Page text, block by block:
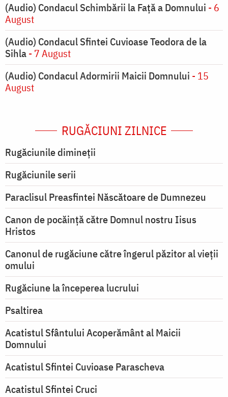
(Audio) Condacul Schimbării la Față a Domnului - 6
August
(Audio) Condacul Sfintei Cuvioase Teodora de la
Sihla- 7 August
(Audio) Condacul Adormirii Maicii Domnului - 15
August
RUGĂCIUNI ZILNICE
Rugăciunile dimineții
Rugăciunile serii
Paraclisul Preasfintei Născătoare de Dumnezeu
Canon de pocăință către Domnul nostru Iisus
Hristos
Canonul de rugăciune către îngerul păzitor al vieții
omului
Rugăciune la începerea lucrului
Psaltirea
Acatistul Sfântului Acoperământ al Maicii
Domnului
Acatistul Sfintei Cuvioase Parascheva
Acatistul Sfintei Cruci